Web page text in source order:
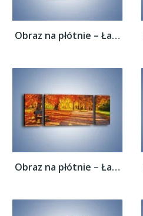
Obraz na płótnie – Ławka pod dębem –...
Obraz na płótnie – Ławka pod dębem –...